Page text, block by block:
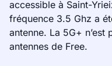
accessible à Saint-
fréquence 3.5 Ghz a
antenne. La 5G+
antennes de Free.